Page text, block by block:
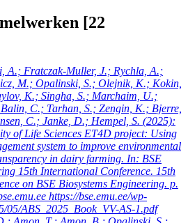
[22
A.; Fratczak-Muller, J.; Rychla, A.;
M.; Opalinski, S.; Olejnik, K.; Kokin,
K.; Singha, S.; Marchaim, U.;
C.; Tarhan, S.; Zengin, K.; Bjerre,
C.; Janke, D.; Hempel, S. (2025):
of Life Sciences ET4D project: Using
system to improve environmental
in dairy farming. In: BSE
15th International Conference. 15th
on BSE Biosystems Engineering. p.
https://bse.emu.ee/wp-
05/ABS_2025_Book_VV-AS-1.pdf